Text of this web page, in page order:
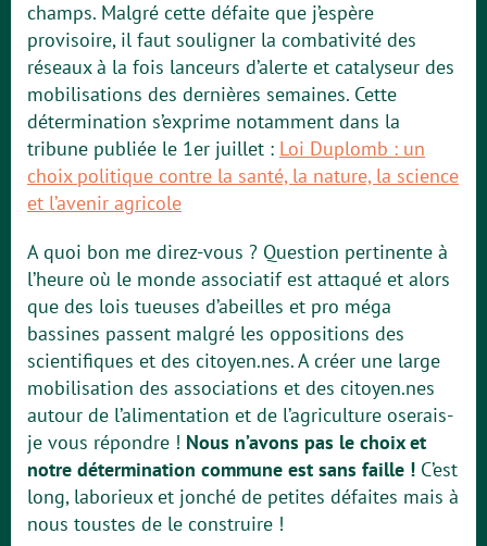
champs. Malgré cette défaite que j’espère
provisoire, il faut souligner la combativité des
réseaux à la fois lanceurs d’alerte et catalyseur des
mobilisations des dernières semaines. Cette
détermination s’exprime notamment dans la
tribune publiée le 1er juillet : Loi Duplomb : un
choix politique contre la santé, la nature, la science
et l’avenir agricole
A quoi bon me direz-vous ? Question pertinente à
l’heure où le monde associatif est attaqué et alors
que des lois tueuses d’abeilles et pro méga
bassines passent malgré les oppositions des
scientifiques et des citoyen.nes. A créer une large
mobilisation des associations et des citoyen.nes
autour de l’alimentation et de l’agriculture oserais-
je vous répondre ! Nous n’avons pas le choix et
notre détermination commune est sans faille ! C’est
long, laborieux et jonché de petites défaites mais à
nous toustes de le construire !